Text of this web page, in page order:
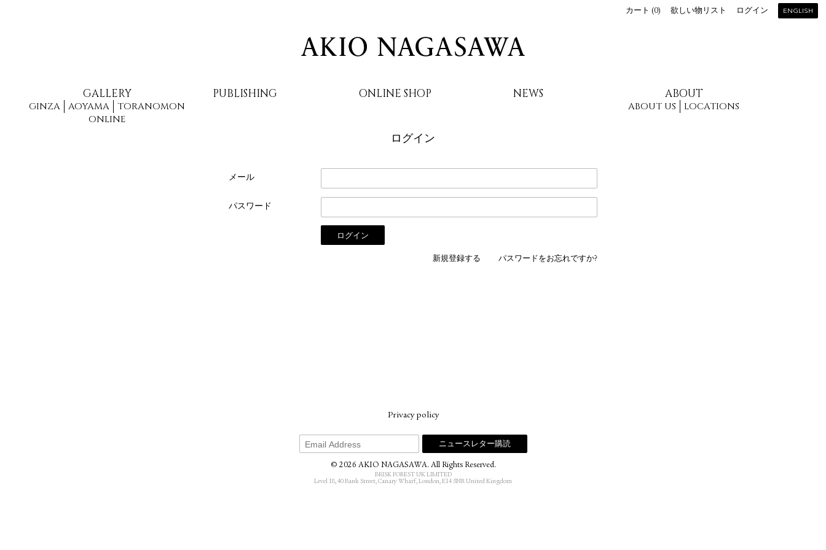
GALLERY
GINZA AOYAMA
TORANOMON
ONLINE
PUBLISHING ONLINE SHOP NEWS ABOUT
ABOUT US LOCATIONS
カート (0) 欲しい物リスト ログイン ENGLISH
ログイン
メール
パスワード
新規登録する パスワードをお忘れですか?
Privacy policy
© 2026 AKIO NAGASAWA. All Rights Reserved.
BRISK FOREST UK LIMITED
Level 18, 40 Bank Street, Canary Wharf, London, E14 5NR United Kingdom